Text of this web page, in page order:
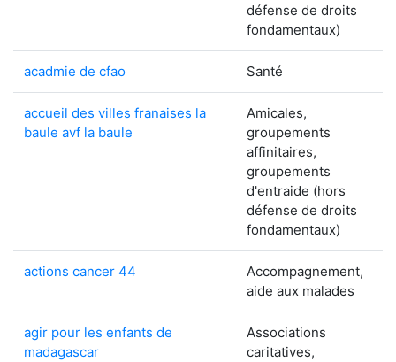
défense de droits
fondamentaux)
acadmie de cfao Santé
accueil des villes franaises la
baule avf la baule
Amicales,
groupements
affinitaires,
groupements
d'entraide (hors
défense de droits
fondamentaux)
actions cancer 44
Accompagnement,
aide aux malades
agir pour les enfants de
madagascar
Associations
caritatives,